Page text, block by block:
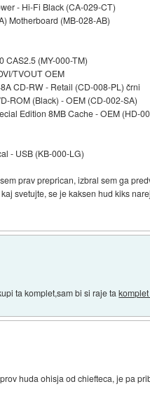
- Hi-Fi Black (CA-029-CT)
Motherboard (MB-028-AB)
CAS2.5 (MY-000-TM)
TVOUT OEM
CD-RW - Retail (CD-008-PL) črni
ROM (Black) - OEM (CD-002-SA)
Edition 8MB Cache - OEM (HD-
- USB (KB-000-LG)
prav preprican, izbral sem ga
svetujte, se je kaksen hud kiks
ta komplet,sam bi si raje ta
huda ohisja od chiefteca, je pa